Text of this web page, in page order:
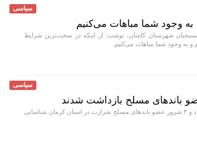
سیاسی
وجود شما مباهات می‌کنیم
شهرستان کاشان، نوشت: از اینکه در سخت‌ترین شرایط
و به وجود شما مباهات می‌کنیم.
سیاسی
وزارت اطلاعات اعلام کرد: ۲۱ عامل موساد و ۴ شرور عضو باند‌های مسلح شرارت در استان کرمان شناسایی